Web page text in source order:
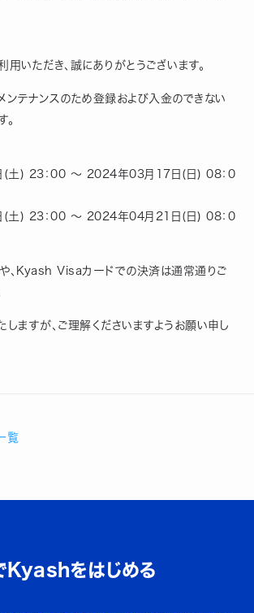
いただき、誠にありがとうございます。
ンテナンスのため登録および入金のできない
。
土) 23：00 ～ 2024年03月17日(日) 08：0
土) 23：00 ～ 2024年04月21日(日) 08：0
、Kyash Visaカードでの決済は通常通りご
しますが、ご理解くださいますようお願い申し
覧
Kyashをはじめる